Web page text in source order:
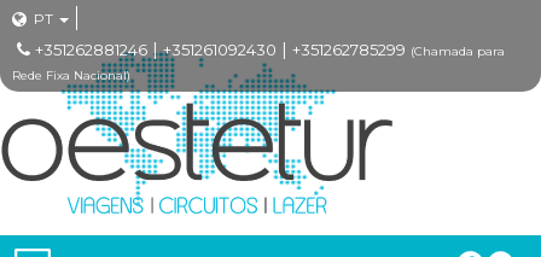
PT
+351262881246 |+351261092430 | +351262785299 (Chamada para
Rede Fixa Nacional)